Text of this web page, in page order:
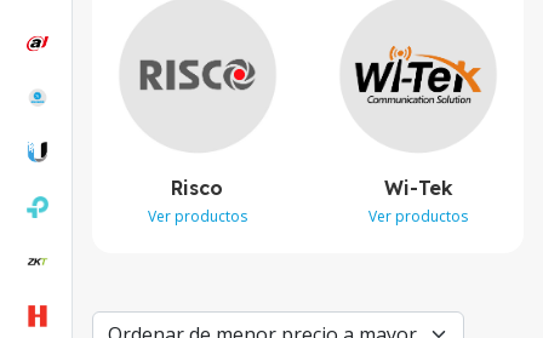
Risco
Ver productos
Wi-Tek
Ver productos